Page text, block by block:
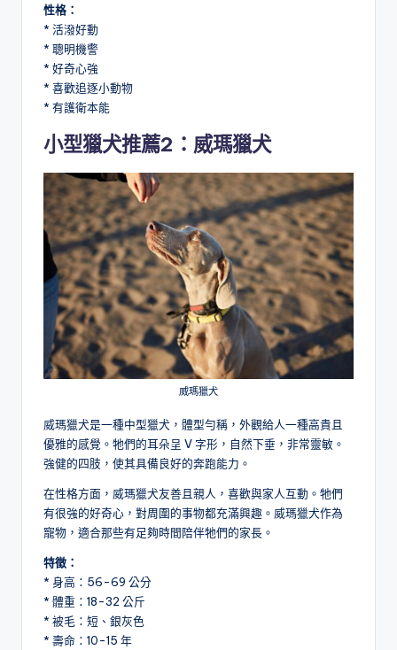
性格：
* 活潑好動
* 聰明機警
* 好奇心強
* 喜歡追逐小動物
* 有護衛本能
小型獵犬推薦2：威瑪獵犬
威瑪獵犬
威瑪獵犬是一種中型獵犬，體型勻稱，外觀給人一種高貴且
優雅的感覺。牠們的耳朵呈 V 字形，自然下垂，非常靈敏。
強健的四肢，使其具備良好的奔跑能力。
在性格方面，威瑪獵犬友善且親人，喜歡與家人互動。牠們
有很強的好奇心，對周圍的事物都充滿興趣。威瑪獵犬作為
寵物，適合那些有足夠時間陪伴牠們的家長。
特徵：
* 身高：56-69 公分
* 體重：18-32 公斤
* 被毛：短、銀灰色
* 壽命：10-15 年